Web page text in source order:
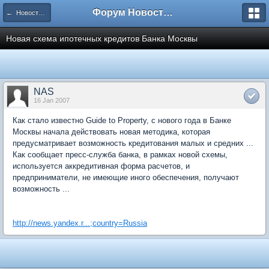
← Новости рынка недвижимости Форум Новостройки
Новая схема ипотечных кредитов Банка Москвы
NAS
16 Jan 2007
Как стало известно Guide to Property, c нового года в Банке
Москвы начала действовать новая методика, которая
предусматривает возможность кредитования малых и средних ...
Как сообщает пресс-служба банка, в рамках новой схемы,
используется аккредитивная форма расчетов, и
предприниматели, не имеющие иного обеспечения, получают
возможность ...
http://news.yandex.r...;country=Russia